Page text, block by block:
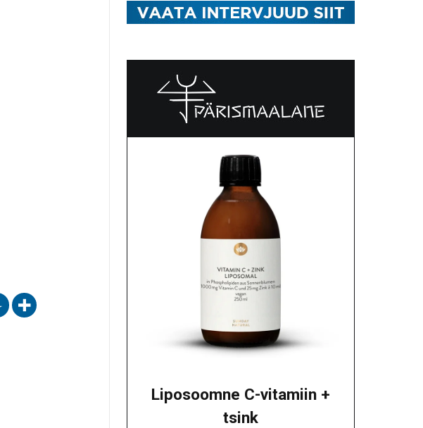
Liposoomne C-vitamiin +
tsink